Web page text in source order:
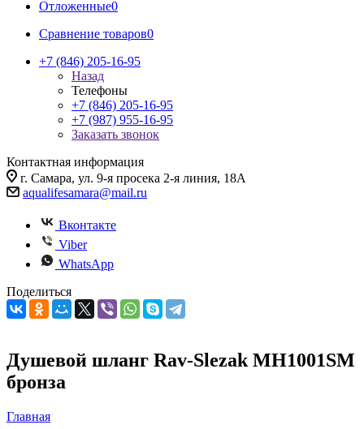
Отложенные0
Сравнение товаров0
+7 (846) 205-16-95
Назад
Телефоны
+7 (846) 205-16-95
+7 (987) 955-16-95
Заказать звонок
Контактная информация
г. Самара, ул. 9-я просека 2-я линия, 18А
aqualifesamara@mail.ru
Вконтакте
Viber
WhatsApp
Поделиться
Душевой шланг Rav-Slezak MH1001SM
бронза
Главная